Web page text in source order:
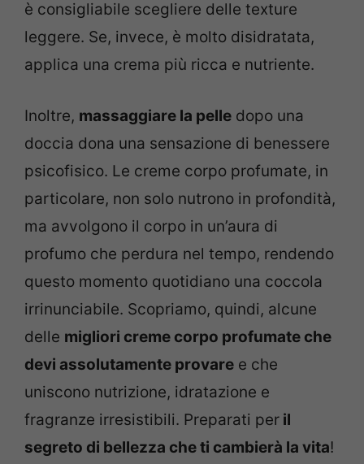
è consigliabile scegliere delle texture
leggere. Se, invece, è molto disidratata,
applica una crema più ricca e nutriente.
Inoltre, massaggiare la pelle dopo una
doccia dona una sensazione di benessere
psicofisico. Le creme corpo profumate, in
particolare, non solo nutrono in profondità,
ma avvolgono il corpo in un’aura di
profumo che perdura nel tempo, rendendo
questo momento quotidiano una coccola
irrinunciabile. Scopriamo, quindi, alcune
delle migliori creme corpo profumate che
devi assolutamente provare e che
uniscono nutrizione, idratazione e
fragranze irresistibili. Preparati per il
segreto di bellezza che ti cambierà la vita!